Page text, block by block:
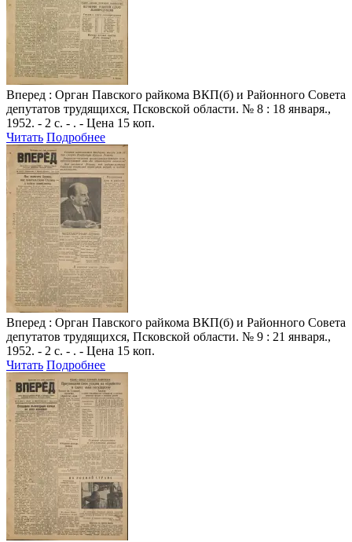
Вперед : Орган Павского райкома ВКП(б) и Районного Совета
депутатов трудящихся, Псковской области. № 8 : 18 января.,
1952. - 2 с. - . - Цена 15 коп.
Читать Подробнее
Вперед : Орган Павского райкома ВКП(б) и Районного Совета
депутатов трудящихся, Псковской области. № 9 : 21 января.,
1952. - 2 с. - . - Цена 15 коп.
Читать Подробнее